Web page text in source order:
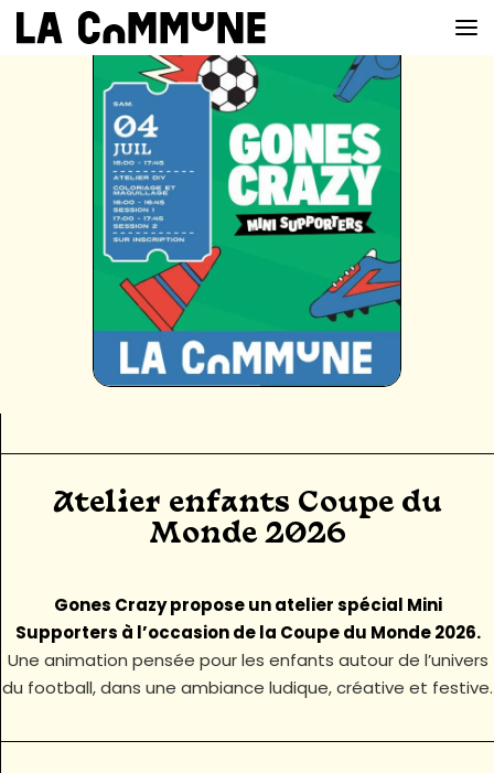
VOIR LA CARTE
CHEFS
PROG’
PRIVATISER
RESERVER
Atelier enfants Coupe du
Monde 2026
Gones Crazy propose un atelier spécial Mini
Supporters à l’occasion de la Coupe du Monde 2026.
Une animation pensée pour les enfants autour de l’univers
du football, dans une ambiance ludique, créative et festive.